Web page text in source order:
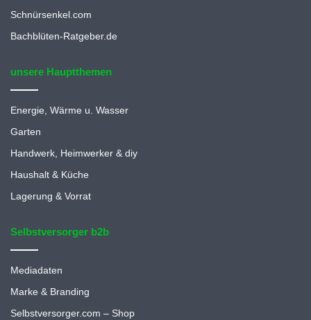
Schnürsenkel.com
Bachblüten-Ratgeber.de
unsere Hauptthemen
Energie, Wärme u. Wasser
Garten
Handwerk, Heimwerker & diy
Haushalt & Küche
Lagerung & Vorrat
Selbstversorger b2b
Mediadaten
Marke & Branding
Selbstversorger.com – Shop